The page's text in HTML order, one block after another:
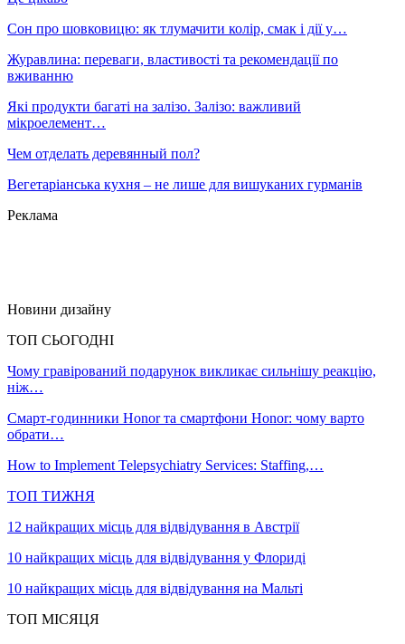
Сон про шовковицю: як тлумачити колір, смак і дії у…
Журавлина: переваги, властивості та рекомендації по
вживанню
Які продукти багаті на залізо. Залізо: важливий
мікроелемент…
Чем отделать деревянный пол?
Вегетаріанська кухня – не лише для вишуканих гурманів
Реклама
Новини дизайну
ТОП СЬОГОДНІ
Чому гравірований подарунок викликає сильнішу реакцію,
ніж…
Смарт-годинники Honor та смартфони Honor: чому варто
обрати…
How to Implement Telepsychiatry Services: Staffing,…
ТОП ТИЖНЯ
12 найкращих місць для відвідування в Австрії
10 найкращих місць для відвідування у Флориді
10 найкращих місць для відвідування на Мальті
ТОП МІСЯЦЯ